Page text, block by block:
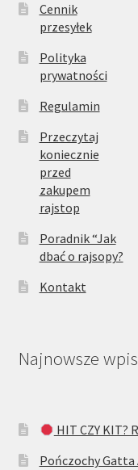
Cennik
przesyłek
Polityka
prywatności
Regulamin
Przeczytaj
koniecznie
przed
zakupem
rajstop
Poradnik “Jak
dbać o rajsopy?
Kontakt
Najnowsze
HIT CZY KIT?
Pończochy